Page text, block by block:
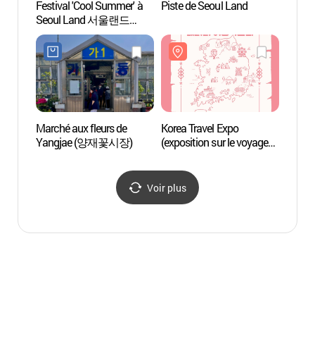
Festival 'Cool Summer' à
Seoul Land 서울랜드
워터페스티벌 2017
Piste de Seoul Land
Marché aux fleurs de
Yangjae (양재꽃시장)
Korea Travel Expo
(exposition sur le voyage
여행박람회)
Voir plus